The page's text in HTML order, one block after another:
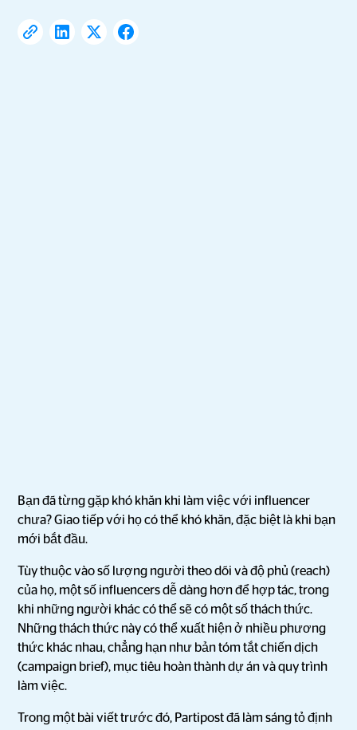
Bạn đã từng gặp khó khăn khi làm việc với influencer
chưa? Giao tiếp với họ có thể khó khăn, đặc biệt là khi bạn
mới bắt đầu.
Tùy thuộc vào số lượng người theo dõi và độ phủ (reach)
của họ, một số influencers dễ dàng hơn để hợp tác, trong
khi những người khác có thể sẽ có một số thách thức.
Những thách thức này có thể xuất hiện ở nhiều phương
thức khác nhau, chẳng hạn như bản tóm tắt chiến dịch
(campaign brief), mục tiêu hoàn thành dự án và quy trình
làm việc.
Trong một bài viết trước đó, Partipost đã làm sáng tỏ định